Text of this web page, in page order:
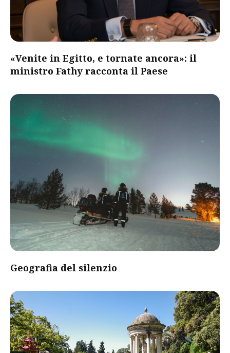
«Venite in Egitto, e tornate ancora»: il
ministro Fathy racconta il Paese
Geografia del silenzio